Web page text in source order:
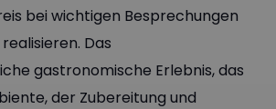
bei wichtigen Besprechungen
Das
gastronomische Erlebnis, das
der Zubereitung und